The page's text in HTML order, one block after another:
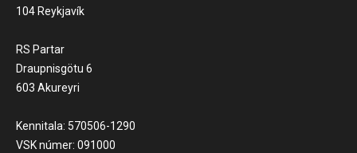
104 Reykjavík
RS Partar
Draupnisgötu 6
603 Akureyri
Kennitala: 570506-1290
VSK númer: 091000